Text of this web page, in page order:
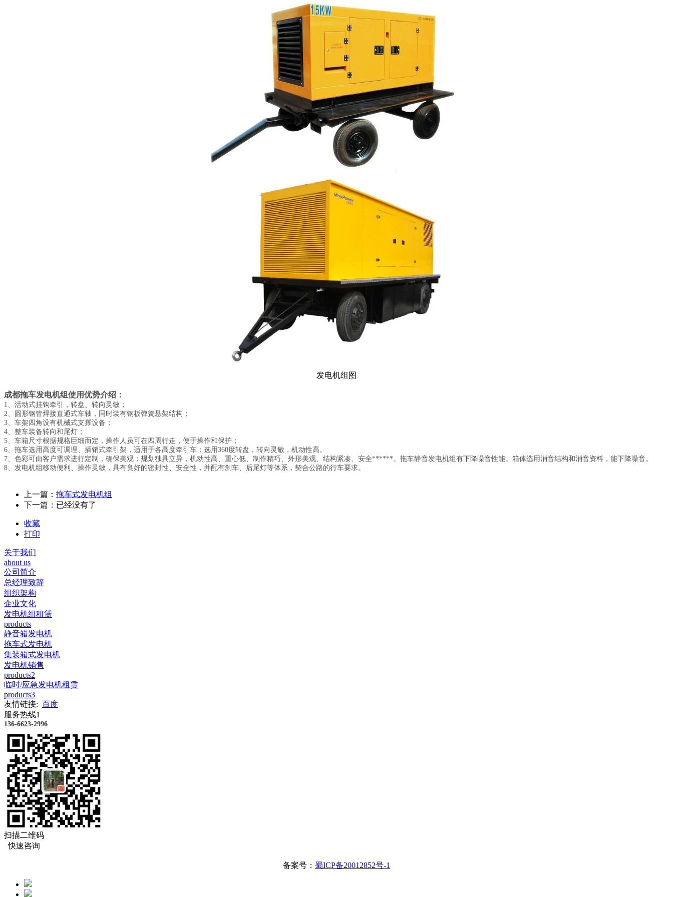
发电机组图
成都拖车发电机组使用优势介绍：
1、活动式挂钩牵引，转盘、转向灵敏；
2、圆形钢管焊接直通式车轴，同时装有钢板弹簧悬架结构；
3、车架四角设有机械式支撑设备；
4、整车装备转向和尾灯；
5、车箱尺寸根据规格巨细而定，操作人员可在四周行走，便于操作和保护；
6、拖车选用高度可调理、插销式牵引架，适用于各高度牵引车；选用360度转盘，转向灵敏，机动性高。
7、色彩可由客户需求进行定制，确保美观；规划独具立异，机动性高、重心低、制作精巧、外形美观、结构紧凑、安全******。拖车静音发电机组有下降噪音性能。箱体选用消音结构和消音资料，能下降噪音。
8、发电机组移动便利、操作灵敏，具有良好的密封性、安全性，并配有刹车、后尾灯等体系，契合公路的行车要求。
上一篇： 拖车式发电机组
下一篇：已经没有了
收藏
打印
关于我们
about us
公司简介
总经理致辞
组织架构
企业文化
发电机组租赁
products
静音箱发电机
拖车式发电机
集装箱式发电机
发电机销售
products2
临时/应急发电机租赁
products3
友情链接: 百度
服务热线1
136-6623-2996
扫描二维码
快速咨询
备案号： 蜀ICP备20012852号-1